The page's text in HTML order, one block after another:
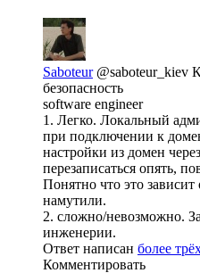
Saboteur @saboteur_kiev
безопасность
software engineer
1. Легко. Локальный
при подключении к
настройки из домен
перезаписаться опять,
Понятно что это
намутили.
2. сложно/невозможно.
инженерии.
Ответ написан более
Комментировать